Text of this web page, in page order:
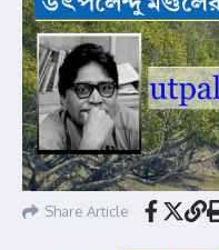
Share Article